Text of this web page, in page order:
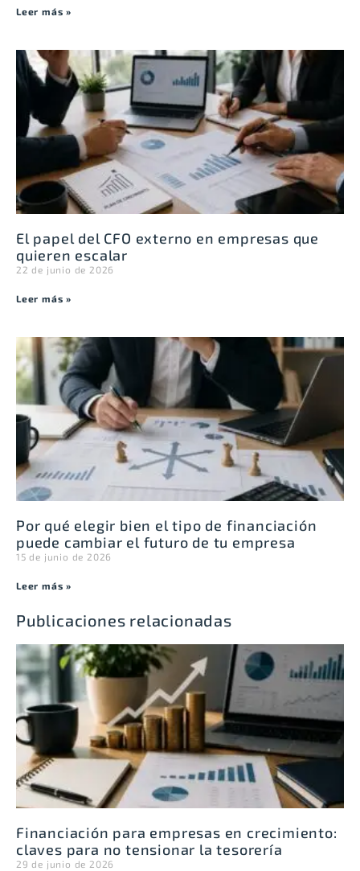
Leer más »
El papel del CFO externo en empresas que
quieren escalar
22 de junio de 2026
Leer más »
Por qué elegir bien el tipo de financiación
puede cambiar el futuro de tu empresa
15 de junio de 2026
Leer más »
Publicaciones relacionadas
Financiación para empresas en crecimiento:
claves para no tensionar la tesorería
29 de junio de 2026